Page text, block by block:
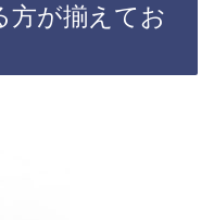
方が揃えてお